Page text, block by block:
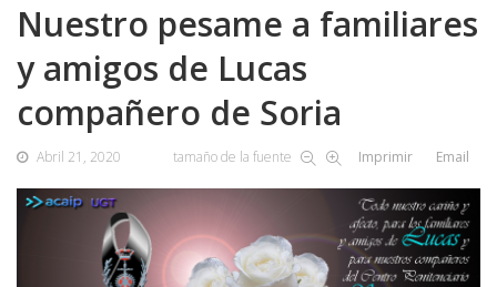
Nuestro pesame a familiares
y amigos de Lucas
compañero de Soria
Abril 21, 2020 tamaño de la fuente Imprimir Email